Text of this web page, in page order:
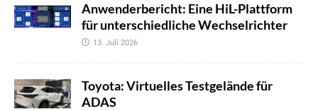
Anwenderbericht: Eine HiL-Plattform
für unterschiedliche Wechselrichter
13. Juli 2026
Toyota: Virtuelles Testgelände für
ADAS